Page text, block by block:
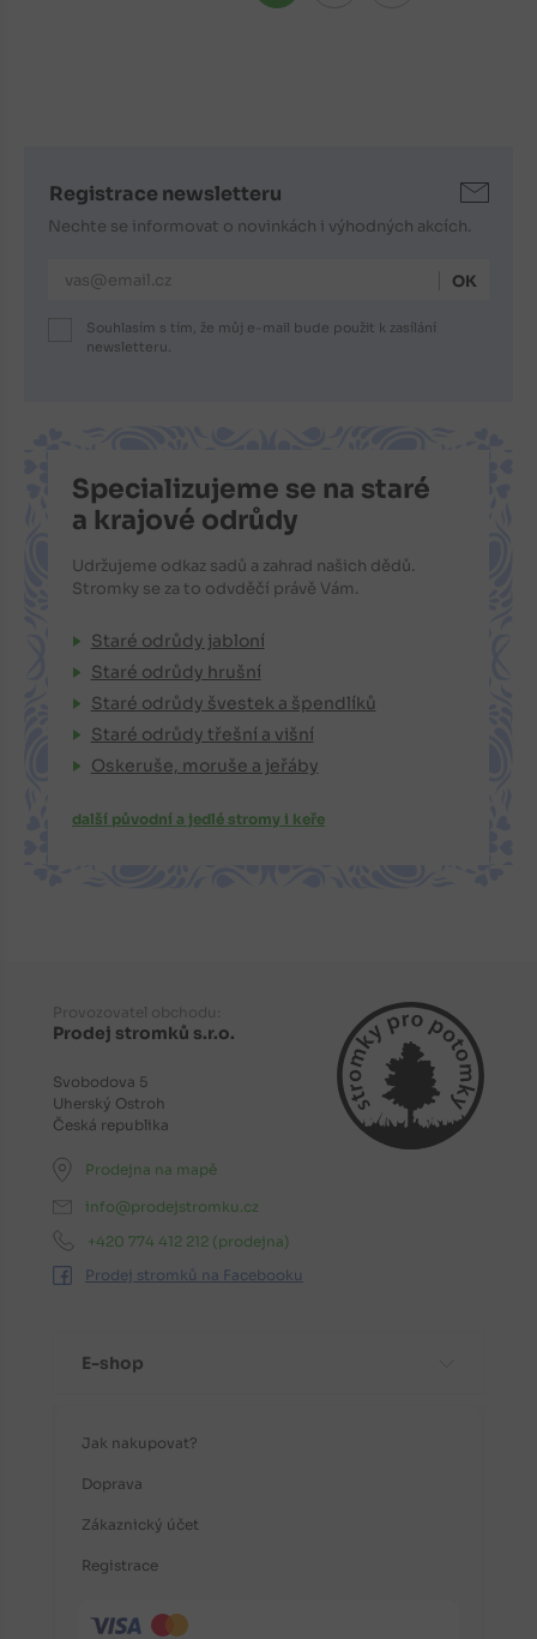
Registrace newsletteru
Nechte se informovat o novinkách i výhodných akcích.
E-mailová adresa
Souhlasím s tím, že můj e-mail bude použit k zasílání
newsletteru.
Specializujeme se na staré
a krajové odrůdy
Udržujeme odkaz sadů a zahrad našich dědů.
Stromky se za to odvděčí právě Vám.
Staré odrůdy jabloní
Staré odrůdy hrušní
Staré odrůdy švestek a špendlíků
Staré odrůdy třešní a višní
Oskeruše, moruše a jeřáby
další původní a jedlé stromy i keře
Provozovatel obchodu:
Prodej stromků s.r.o.
Svobodova 5
Uherský Ostroh
Česká republika
Prodejna na mapě
info@prodejstromku.cz
+420 774 412 212 (prodejna)
Prodej stromků na Facebooku
E-shop
Jak nakupovat?
Doprava
Zákaznický účet
Registrace